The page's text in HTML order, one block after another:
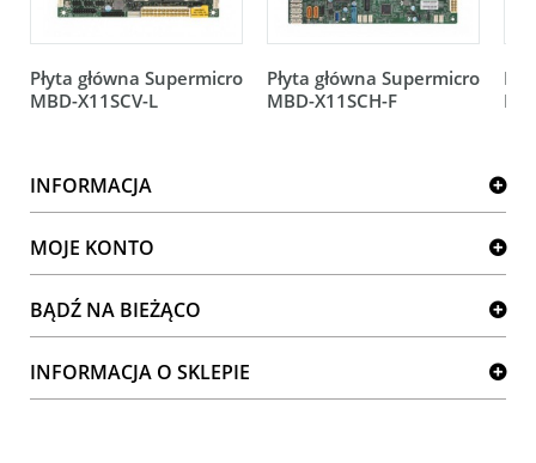
Płyta główna Supermicro
MBD-X11SCV-L
Płyta główna Supermicro
MBD-X11SCH-F
INFORMACJA
MOJE KONTO
BĄDŹ NA BIEŻĄCO
INFORMACJA O SKLEPIE